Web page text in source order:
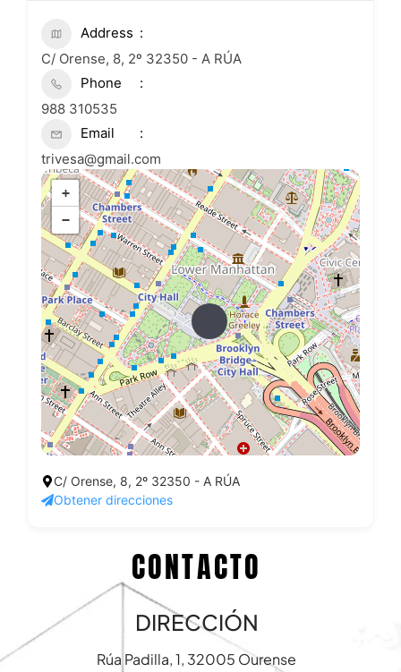
Address
C/ Orense, 8, 2º 32350 - A RÚA
Phone
988 310535
Email
trivesa@gmail.com
+
−
C/ Orense, 8, 2º 32350 - A RÚA
Obtener direcciones
CONTACTO
DIRECCIÓN
Rúa Padilla, 1, 32005 Ourense